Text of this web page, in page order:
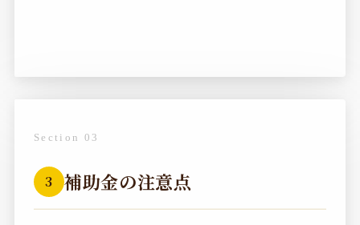
Section 03
3 補助金の注意点